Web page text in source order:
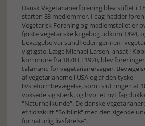
Dansk Vegetarianerforening blev stiftet i
starten 33 medlemmer. I dag hedder
Vegetarisk Forening og medlemstallet er
første vegetariske kogebog udkom 1894,
bevægelse var sundheden gennem
vigtigste. Læge Michael Larsen, ansat i
kommune fra 1878 til 1920, blev
talsmand for vegetarianersagen.
af vegetarianerne i USA og af den tyske
livsreformbevægelse, som i slutningen af
voksede sig stærk, og hvor et nyt fag
"Naturheilkunde". De danske
et tidsskrift "Solblink" med den sigende
for naturlig livsførelse".